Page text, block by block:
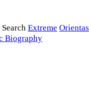
Search Extreme
Biography